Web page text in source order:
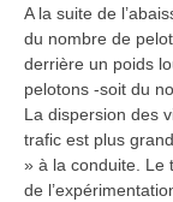
A la suite de
du nombre de
derrière un poids
pelotons -soit du
La dispersion des
trafic est plus
» à la conduite. Le
de